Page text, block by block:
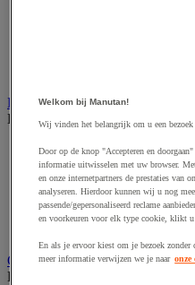
Elektrische toebehoren en
Bekijk de hele productgroep
Accessoires voor
Batterij, oplader en kabel
Elektrische kabel
Elektrische uitrusting
Verlengsnoer, stekkerdoos
Gereedschap opbergen
Bekijk de hele productgroep
Welkom bij Manutan!
Wij vinden het belangrijk om u een bezoek
Door op de knop "Accepteren en
informatie uitwisselen met uw browser.
en onze internetpartners de prestaties van
analyseren. Hierdoor kunnen wij u nog
passende/gepersonaliseerd reclame
en voorkeuren voor elk type cookie, klikt
En als je ervoor kiest om je bezoek
meer informatie verwijzen we je naar onze